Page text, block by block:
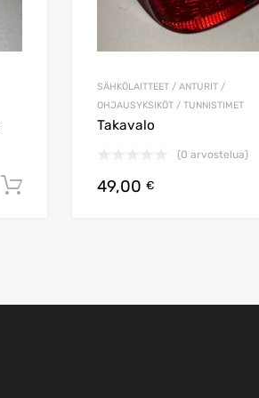
Lisää ostoskoriin
SÄHKÖLAITTEET / ANTURIT /
OHJAUSYKSIKÖT / TUNNISTIMET
Takavalo
(0 arvostelua)
49,00 €